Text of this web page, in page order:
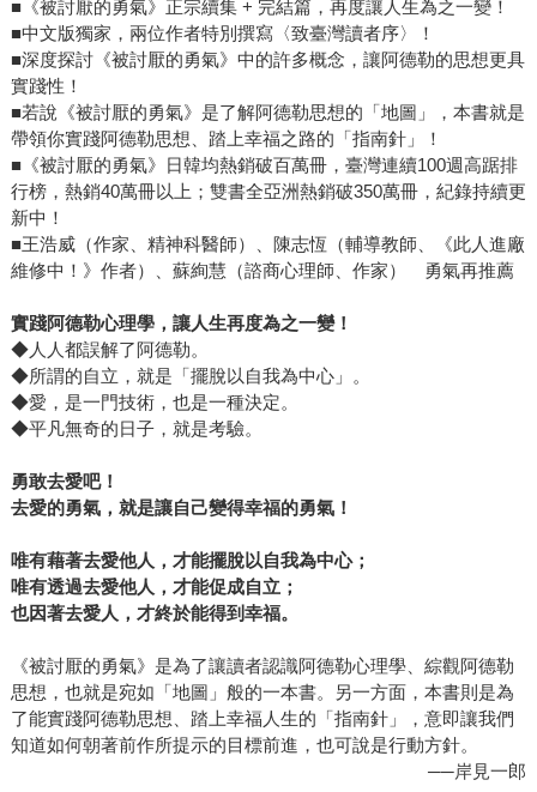
■《被討厭的勇氣》正宗續集 + 完結篇，再度讓人生為之一變！
■中文版獨家，兩位作者特別撰寫〈致臺灣讀者序〉！
■深度探討《被討厭的勇氣》中的許多概念，讓阿德勒的思想更具
實踐性！
■若說《被討厭的勇氣》是了解阿德勒思想的「地圖」，本書就是
帶領你實踐阿德勒思想、踏上幸福之路的「指南針」！
■《被討厭的勇氣》日韓均熱銷破百萬冊，臺灣連續100週高踞排
行榜，熱銷40萬冊以上；雙書全亞洲熱銷破350萬冊，紀錄持續更
新中！
■王浩威（作家、精神科醫師）、陳志恆（輔導教師、《此人進廠
維修中！》作者）、蘇絢慧（諮商心理師、作家） 勇氣再推薦
實踐阿德勒心理學，讓人生再度為之一變！
◆人人都誤解了阿德勒。
◆所謂的自立，就是「擺脫以自我為中心」。
◆愛，是一門技術，也是一種決定。
◆平凡無奇的日子，就是考驗。
勇敢去愛吧！
去愛的勇氣，就是讓自己變得幸福的勇氣！
唯有藉著去愛他人，才能擺脫以自我為中心；
唯有透過去愛他人，才能促成自立；
也因著去愛人，才終於能得到幸福。
《被討厭的勇氣》是為了讓讀者認識阿德勒心理學、綜觀阿德勒
思想，也就是宛如「地圖」般的一本書。另一方面，本書則是為
了能實踐阿德勒思想、踏上幸福人生的「指南針」，意即讓我們
知道如何朝著前作所提示的目標前進，也可說是行動方針。
──岸見一郎